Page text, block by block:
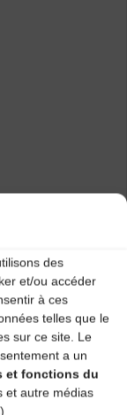
des
et/ou accéder
à ces
telles que le
sur ce site. Le
a un
et fonctions du
et autre médias